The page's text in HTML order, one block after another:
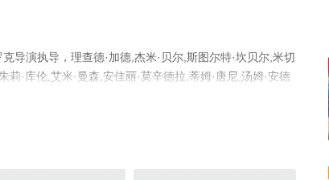
导演执导，理查德·加德,杰米·贝尔,斯图尔特·坎贝尔,米切
莉·库伦,艾米·曼森,安佳丽·莫辛德拉,蒂姆·唐尼,汤姆·安德
电视剧，手机免费观看高清无删减完整版电视剧全集就上